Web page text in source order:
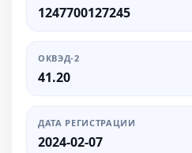
1247700127245
ОКВЭД-2
41.20
ДАТА РЕГИСТРАЦИИ
2024-02-07